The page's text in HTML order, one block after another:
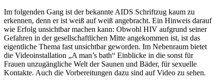
Im folgenden Gang ist der bekannte AIDS Schriftzug kaum zu
erkennen, denn er ist weiß auf weiß angebracht. Ein Hinweis darauf
wie Erfolg unsichtbar machen kann: Obwohl HIV aufgrund seiner
Gefahren in der gesellschaftlichen Mitte angekommen ist, ist das
eigentliche Thema fast unsichtbar geworden. Im Nebenraum bietet
die Videoinstallation „A man’s bath“ Einblicke in die sonst für
Frauen unzugängliche Welt der Saunen und Bäder, für sexuelle
Kontakte. Auch die Vorbereitungen dazu sind auf Video zu sehen.